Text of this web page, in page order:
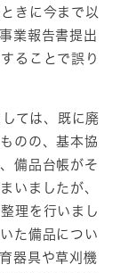
きに今まで以
業報告書提出
ることで誤り
ては、既に廃
のの、基本協
備品台帳がそ
いましたが、
理を行いまし
た備品につい
器具や草刈機